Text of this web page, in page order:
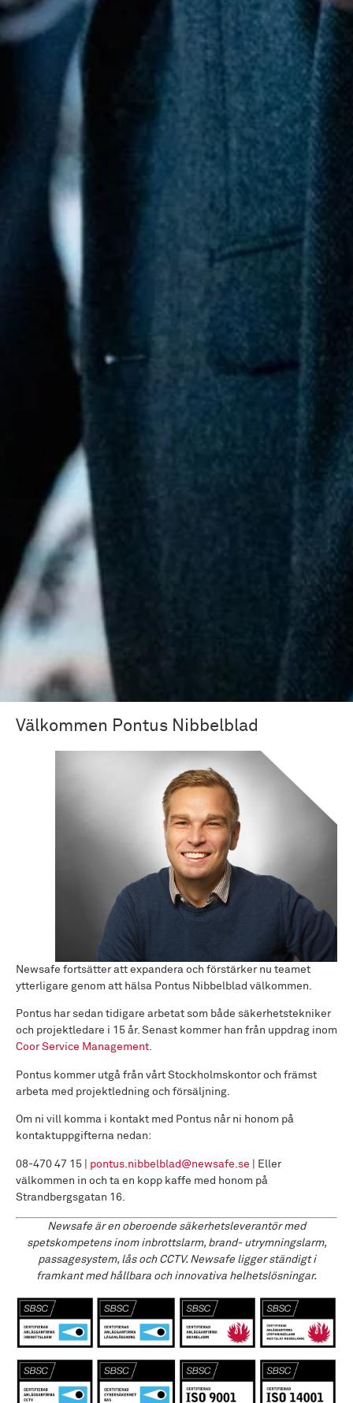
Välkommen Pontus Nibbelblad
Newsafe fortsätter att expandera och förstärker nu teamet
ytterligare genom att hälsa Pontus Nibbelblad välkommen.
Pontus har sedan tidigare arbetat som både säkerhetstekniker
och projektledare i 15 år. Senast kommer han från uppdrag inom
Coor Service Management.
Pontus kommer utgå från vårt Stockholmskontor och främst
arbeta med projektledning och försäljning.
Om ni vill komma i kontakt med Pontus når ni honom på
kontaktuppgifterna nedan:
08-470 47 15 | pontus.nibbelblad@newsafe.se | Eller
välkommen in och ta en kopp kaffe med honom på
Strandbergsgatan 16.
Newsafe är en oberoende säkerhetsleverantör med
spetskompetens inom inbrottslarm, brand- utrymningslarm,
passagesystem, lås och CCTV. Newsafe ligger ständigt i
framkant med hållbara och innovativa helhetslösningar.